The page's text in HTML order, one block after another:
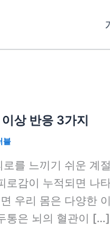
상 반응 3가지
블
를 느끼기 쉬운 계
로감이 누적되면 나
우리 몸은 다양한
통은 뇌의 혈관이 […]